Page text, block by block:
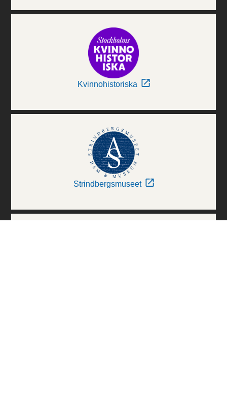
Kvinnohistoriska
Strindbergsmuseet